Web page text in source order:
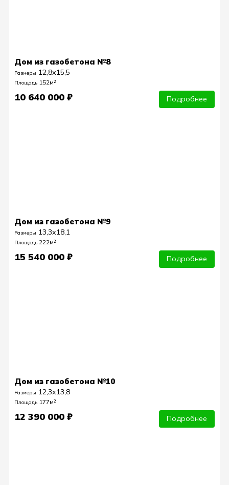
Дом из газобетона №8
Размеры 12,8х15,5
Площадь 152м²
10 640 000 ₽ Подробнее
Дом из газобетона №9
Размеры 13,3х18,1
Площадь 222м²
15 540 000 ₽ Подробнее
Дом из газобетона №10
Размеры 12,3х13,8
Площадь 177м²
12 390 000 ₽ Подробнее